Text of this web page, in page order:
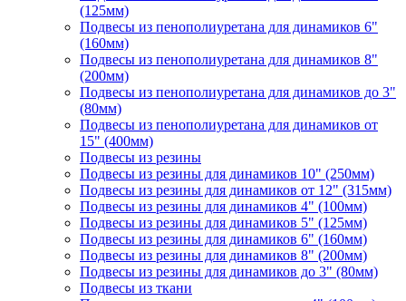
(125мм)
Подвесы из пенополиуретана для динамиков 6"
(160мм)
Подвесы из пенополиуретана для динамиков 8"
(200мм)
Подвесы из пенополиуретана для динамиков до 3"
(80мм)
Подвесы из пенополиуретана для динамиков от
15" (400мм)
Подвесы из резины
Подвесы из резины для динамиков 10" (250мм)
Подвесы из резины для динамиков от 12" (315мм)
Подвесы из резины для динамиков 4" (100мм)
Подвесы из резины для динамиков 5" (125мм)
Подвесы из резины для динамиков 6" (160мм)
Подвесы из резины для динамиков 8" (200мм)
Подвесы из резины для динамиков до 3" (80мм)
Подвесы из ткани